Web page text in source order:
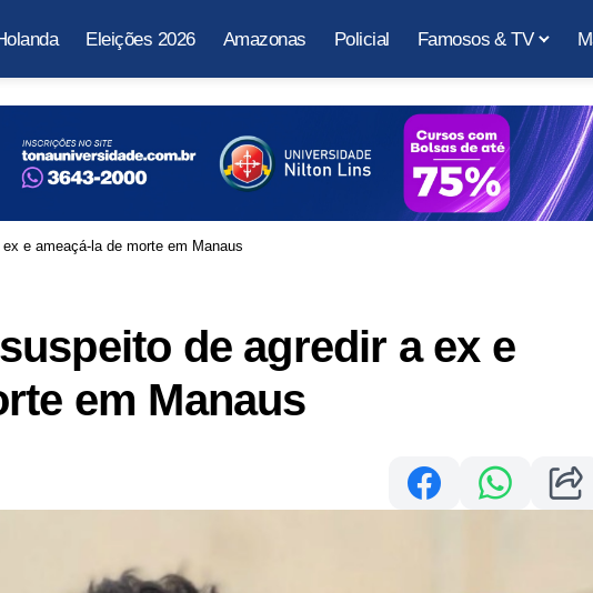
Eleições 2026 Amazonas Policial Famosos & TV
e ameaçá-la de morte em Manaus
de agredir a ex e
em Manaus